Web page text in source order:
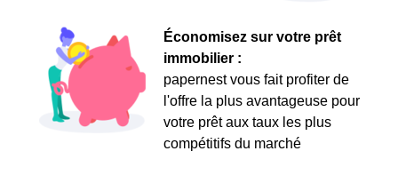
Économisez sur votre prêt
immobilier :
papernest vous fait profiter de
l'offre la plus avantageuse pour
votre prêt aux taux les plus
compétitifs du marché